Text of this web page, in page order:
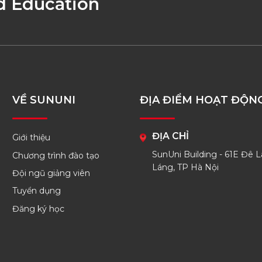
VỀ SUNUNI
Giới thiệu
Chương trình đào tạo
Đội ngũ giảng viên
Tuyển dụng
Đăng ký học
ĐỊA ĐIỂM HOẠT
ĐỊA CHỈ
SunUni Building - 61E Đê
Láng, TP Hà Nội